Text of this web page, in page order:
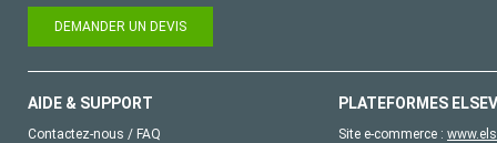
DEMANDER UN DEVIS
AIDE & SUPPORT
Contactez-nous / FAQ
PLATEFORMES
Site e-commerce :